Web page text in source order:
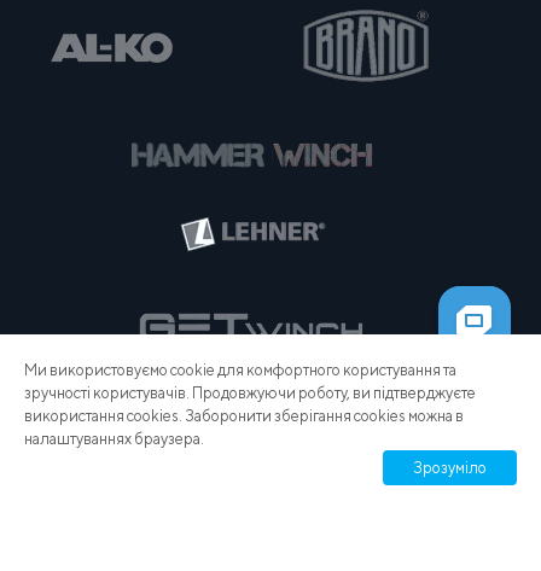
Ми використовуємо cookie для комфортного користування та
зручності користувачів. Продовжуючи роботу, ви підтверджуєте
використання cookies. Заборонити зберігання cookies можна в
налаштуваннях браузера.
Зрозуміло